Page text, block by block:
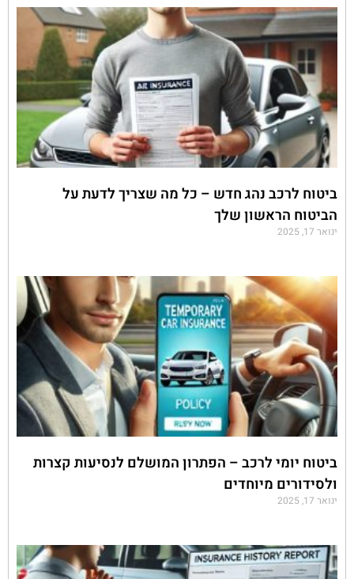
ביטוח לרכב נהג חדש – כל מה שצריך לדעת על
הביטוח הראשון שלך
ינואר 17, 2025
ביטוח יומי לרכב – הפתרון המושלם לנסיעות קצרות
ולסידורים מיוחדים
ינואר 17, 2025